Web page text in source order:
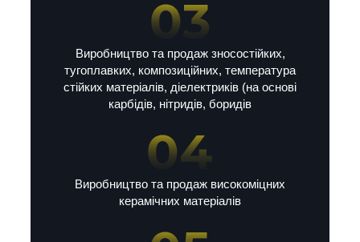
Виробництво та продаж зносостійких,
тугоплавких, композиційних, температура
стійких матеріалів, діелектриків (на основі
карбідів, нітридів, боридів
Виробництво та продаж високоміцних
керамічних матеріалів